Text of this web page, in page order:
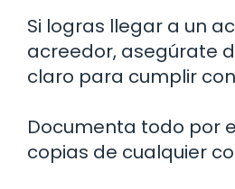
Si logras llegar a un
acreedor, asegúrate
claro para cumplir
Documenta todo por
copias de cualquier